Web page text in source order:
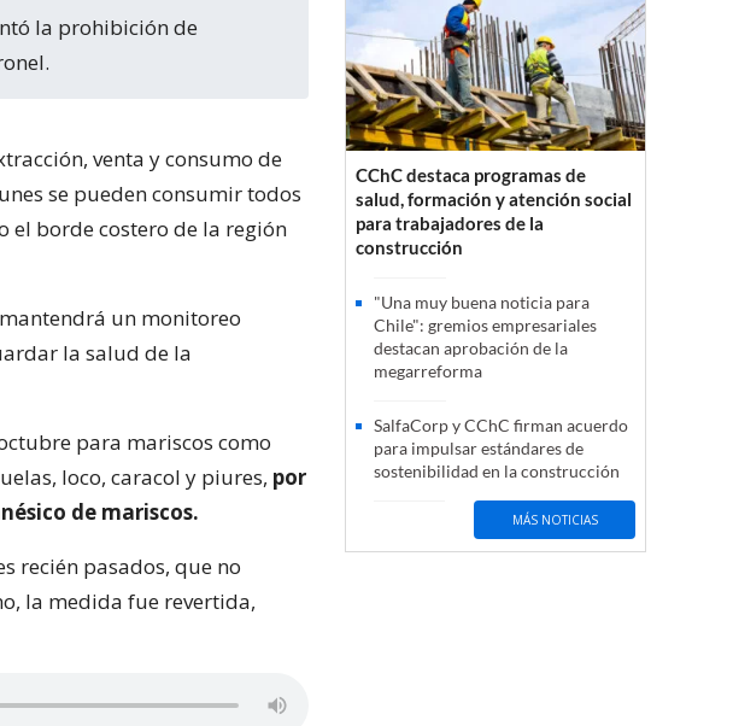
venta y consumo de
se pueden consumir todos
el borde costero de la región
un monitoreo
la salud de la
para mariscos como
loco, caracol y piures, por
de mariscos.
recién pasados, que no
la medida fue revertida,
CChC destaca programas de
salud, formación y atención social
para trabajadores de la
construcción
"Una muy buena noticia para
Chile": gremios empresariales
destacan aprobación de la
megarreforma
SalfaCorp y CChC firman acuerdo
para impulsar estándares de
sostenibilidad en la construcción
MÁS NOTICIAS